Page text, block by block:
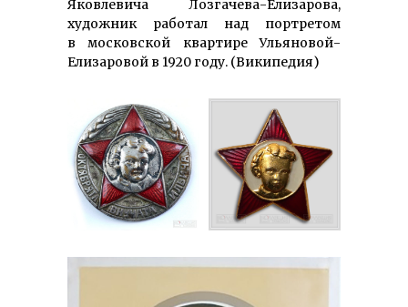
Яковлевича Лозгачева-Елизарова,
художник работал над портретом
в московской квартире Ульяно­вой-
Елизаровой в 1920 году. (Википедия)